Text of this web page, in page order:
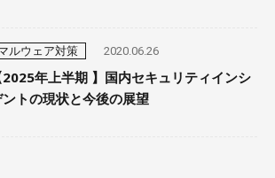
ルウェア対策 2020.06.26
2025年上半期 】国内セキュリティインシ
トの現状と今後の展望